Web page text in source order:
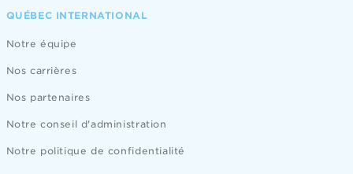
QUÉBEC INTERNATIONAL
Notre équipe
Nos carrières
Nos partenaires
Notre conseil d'administration
Notre politique de confidentialité